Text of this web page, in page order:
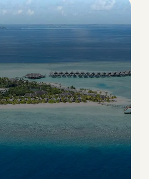
Beach Resort & Spa
Sporting Vacanze
->